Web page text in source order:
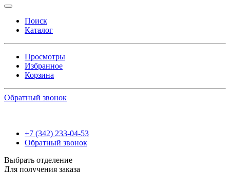
Поиск
Каталог
Просмотры
Избранное
Корзина
Обратный звонок
+7 (342) 233-04-53
Обратный звонок
Выбрать отделение
Для получения заказа